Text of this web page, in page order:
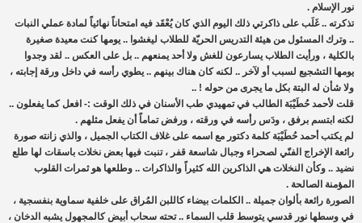
نور الإسلام .
تذكرته .. غَلَب على ذاكرتي ذلك اليوم الذي كان يُعْقَد فيه امتحاناً نهائياً لمادة عملي النبات
.. وترك المسئول من هيئة التدريس الحريّة للطلاب ليغشوا .. يومها كنت معيدة صغيرة
بالكلية ، ورأيت الطلاب يسارعون للغش ولا أحد يمنعهم .. بل على العكس .. لقد وجدوا
يومها التشجيع لسبب أو لآخر .. لكنه كان هناك بينهم .. يطوي رأسه في داخل ورقة إجابته ،
ولا شأن له البتة بكل ما يجرى من حوله ! ..
قلت لأحمد حُطَيْبَة الطالب في تمهيدي طب الأسنان في ذلك الوقت :- افعل كما يفعلون ..
لكنه ابتسم برفق ، ودَس رأسه في ورقته ، ورفض تماماً أن يفعل مثلهم .
لم يكتب أحمد حُطَيْبَة كلمة دكتور مع اسمه على غلاف الكتاب الجميل ، والذي زانته صورة
رائعة الإخراج الفنّي لصحراء وجبال شاسعة قفر ، تنبت فيها بعض نخلات باسقات لها طلع
نضيد .. وكأن النخلات هي الذاكرين الله كثيراً والذاكرات .. وطلعها هو ثمرات القلوب
المؤمنة الصالحة .
الصورة رائعة بألوان جميلة .. الكلمات بيضاء كاللبن المُراق على خلفية سماوية بنفسجية ،
في وسطها نور قدسي يتوسط قلب السماء .. تحته سحاب أبيض كالمجهول يشبه الدخان ،